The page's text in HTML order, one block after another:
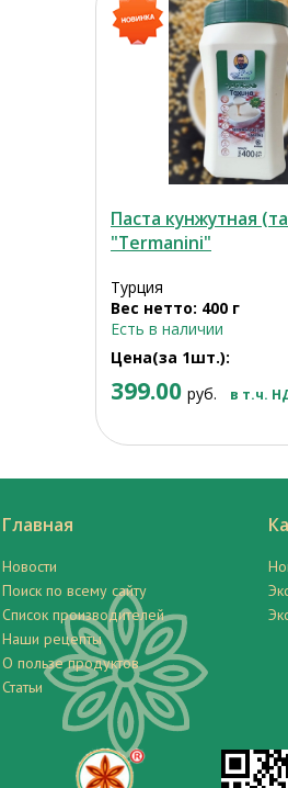
Паста кунжутная
"Termanini"
Турция
Вес нетто: 400 г
Есть в наличии
Цена(за 1шт.):
399.00 руб. в т.ч.
Главная
Новости
Поиск по всему сайту
Список производителей
Наши рецепты
О пользе продуктов
Статьи